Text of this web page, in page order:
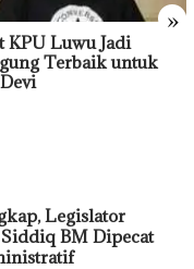
»
KPU Luwu Jadi
Terbaik untuk
Legislator
BM Dipecat